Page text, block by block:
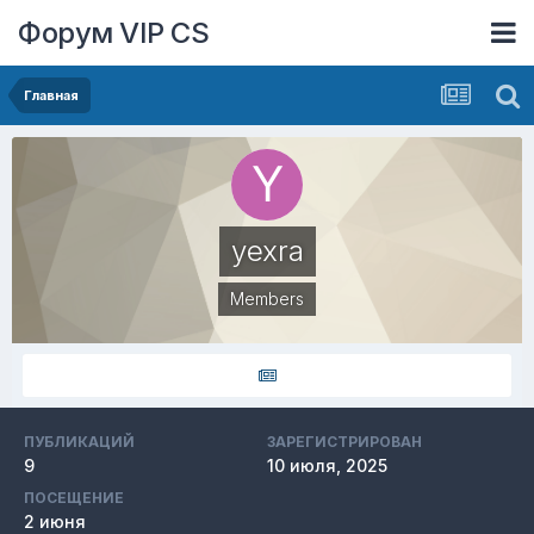
Форум VIP CS
Главная
yexra
Members
ПУБЛИКАЦИЙ
9
ЗАРЕГИСТРИРОВАН
10 июля, 2025
ПОСЕЩЕНИЕ
2 июня